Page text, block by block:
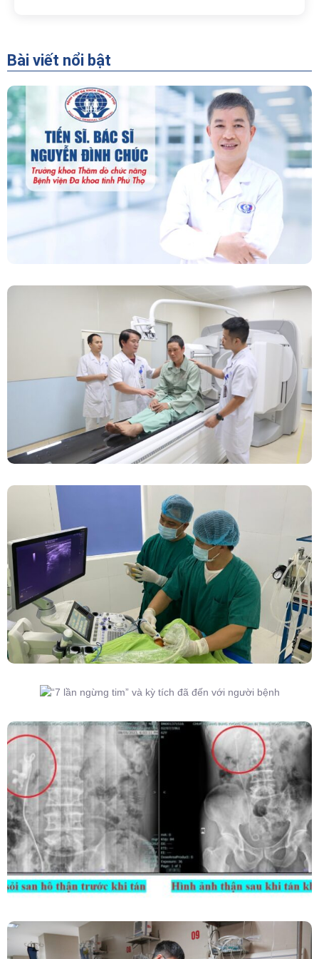
Bài viết nổi bật
“Người Dẫn Đường” Của Khoa Thăm Dò Chức
Năng – Bệnh Viện Đa Khoa Tỉnh Phú Thọ
Chính Thức Vận Hành Máy Xạ Hình Thế Hệ
Mới Spect/CT Trong Chẩn Đoán Và Điều Trị
Ung Thư Tại Bệnh Viện Đa Khoa Tỉnh Phú Thọ
Đốt Sóng Cao Tần Dưới Siêu Âm, Điều Trị U
Lành Tuyến Giáp Không Cần Phẫu Thuật
Người Bệnh
Kết Hợp Tán Sỏi Qua Da Và Tán Sỏi Nội Soi
Ống Mềm – Kỹ Thuật Cao Loại Bỏ Triệt Để Sỏi
San Hô Thận